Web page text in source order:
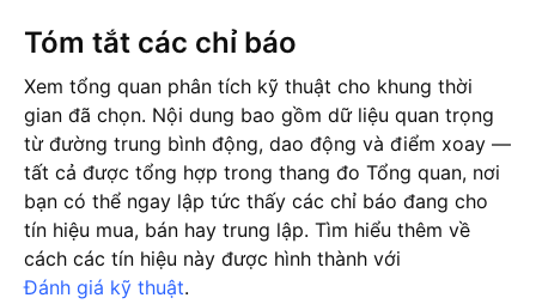
Tóm tắt các chỉ báo
Xem tổng quan phân tích kỹ thuật cho khung thời
gian đã chọn. Nội dung bao gồm dữ liệu quan trọng
từ đường trung bình động, dao động và điểm xoay —
tất cả được tổng hợp trong thang đo Tổng quan, nơi
bạn có thể ngay lập tức thấy các chỉ báo đang cho
tín hiệu mua, bán hay trung lập. Tìm hiểu thêm về
cách các tín hiệu này được hình thành với
Đánh giá kỹ thuật.